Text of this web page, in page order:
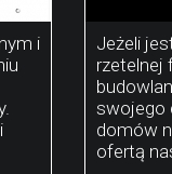
i
Jeżeli
rzetelnej
swojego
domów
ofertą